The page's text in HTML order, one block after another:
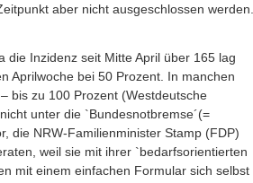
aber nicht ausgeschlossen werden.
Inzidenz seit Mitte April über 165 lag
Aprilwoche bei 50 Prozent. In manchen
bis zu 100 Prozent (Westdeutsche
unter die `Bundesnotbremse´(=
die NRW-Familienminister Stamp (FDP)
weil sie mit ihrer `bedarfsorientierten
mit einem einfachen Formular sich selbst